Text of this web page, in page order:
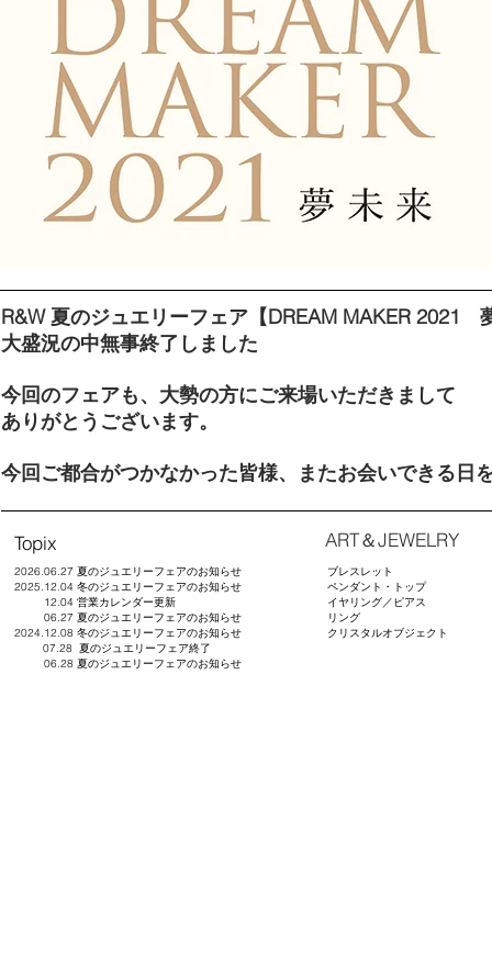
R&W 夏のジュエリーフェア【DREAM MAKER 2021
大盛況の中無事終了しました
今回のフェアも、大勢の方にご来場いただきまして
ありがとうございます。
今回ご都合がつかなかった皆様、またお会いできる日
Topix ​ART＆JEWELRY
2026.06.27 夏のジュエリーフェアのお知らせ
2025.12.04 冬のジュエリーフェアのお知らせ
12.04 営業カレンダー更新
06.27 夏のジュエリーフェアのお知らせ
2024.12.08 冬のジュエリーフェアのお知らせ
07.28 夏のジュエリーフェア終了
06.28 夏のジュエリーフェアのお知らせ
ブレスレット
ペンダント・トップ
イヤリング／ピアス
リング
​クリスタルオブジェクト